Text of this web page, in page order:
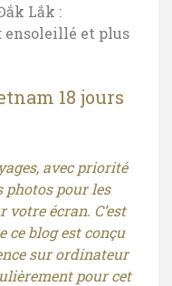
Lắk :
ensoleillé et plus
18 jours
avec priorité
photos pour les
écran. C’est
ce blog est conçu
sur ordinateur
pour cet